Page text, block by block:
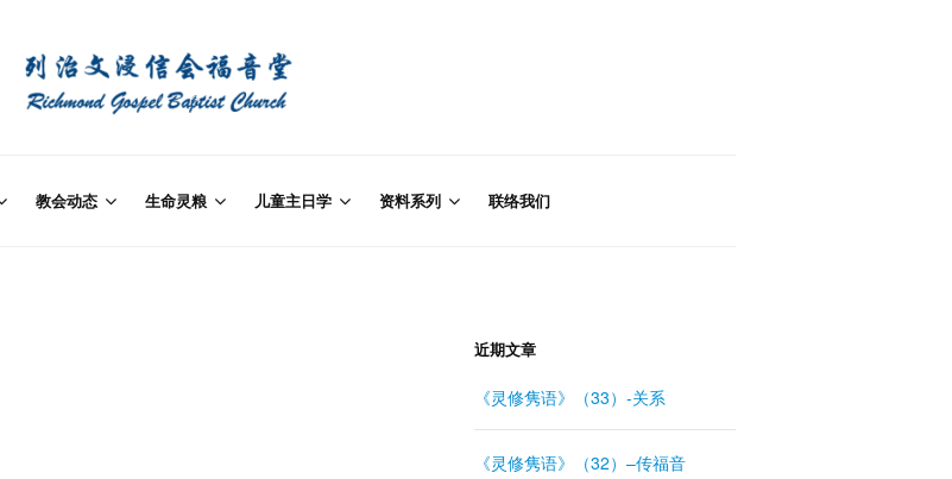
教会动态 生命灵粮 儿童主日学 资料系列 联络我们
近期文章
《灵修隽语》（33）-关系
《灵修隽语》（32）–传福音